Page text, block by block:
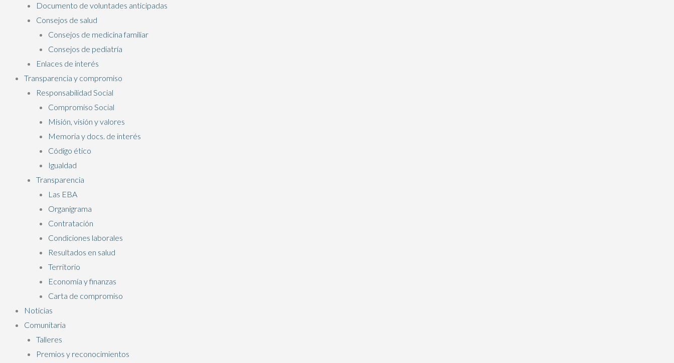
Documento de voluntades anticipadas
Consejos de salud
Consejos de medicina familiar
Consejos de pediatría
Enlaces de interés
Transparencia y compromiso
Responsabilidad Social
Compromiso Social
Misión, visión y valores
Memoria y docs. de interés
Código ético
Igualdad
Transparencia
Las EBA
Organigrama
Contratación
Condiciones laborales
Resultados en salud
Territorio
Economía y finanzas
Carta de compromiso
Noticias
Comunitaria
Talleres
Premios y reconocimientos